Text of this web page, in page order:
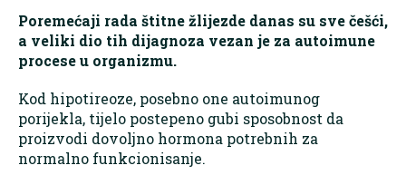
Poremećaji rada štitne žlijezde danas su sve češći,
a veliki dio tih dijagnoza vezan je za autoimune
procese u organizmu.
Kod hipotireoze, posebno one autoimunog
porijekla, tijelo postepeno gubi sposobnost da
proizvodi dovoljno hormona potrebnih za
normalno funkcionisanje.